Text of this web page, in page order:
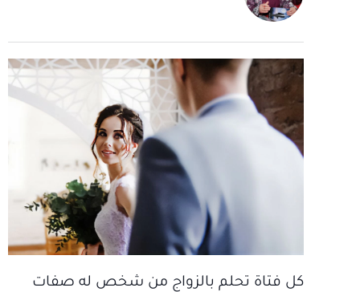
كل فتاة تحلم بالزواج من شخص له صفات